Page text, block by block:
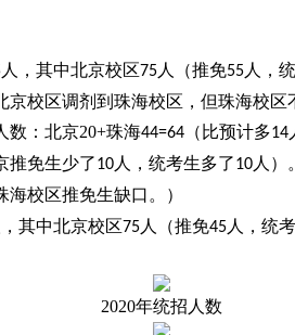
人，其中北京校区75人（推免55人，
校区调剂到珠海校区，但珠海校区
数：北京20+珠海44=64 （比预计多14
推免生少了10人，统考生多了10人）。
海校区推免生缺口。）
，其中北京校区75人（推免45人 ，统考
2020年统招人数